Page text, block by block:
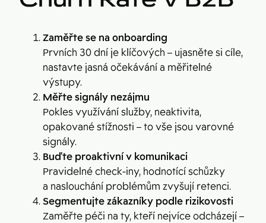
Zaměřte se na onboarding
Prvních 30 dní je klíčových – ujasněte si cíle,
nastavte jasná očekávání a měřitelné
výstupy.
Měřte signály nezájmu
Pokles využívání služby, neaktivita,
opakované stížnosti – to vše jsou varovné
signály.
Buďte proaktivní v komunikaci
Pravidelné check-iny, hodnotící schůzky
a naslouchání problémům zvyšují retenci.
Segmentujte zákazníky podle rizikovosti
Zaměřte péči na ty, kteří nejvíce odcházejí –